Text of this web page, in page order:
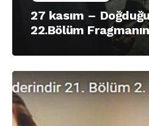
27 kasım –
22.Bölüm